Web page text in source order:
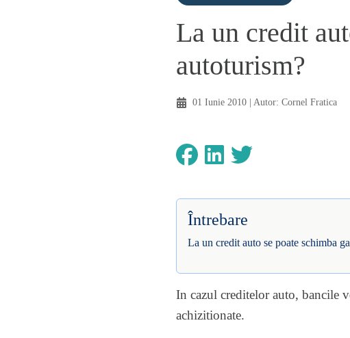
La un credit
autoturism?
01 Iunie 2010| Autor: Cornel Fratica
Întrebare
La un credit auto se poate schimba
In cazul creditelor auto, bancile
achizitionate.